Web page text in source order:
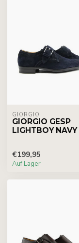
GIORGIO
GIORGIO GESP
LIGHTBOY NAVY
€199,95
Auf Lager